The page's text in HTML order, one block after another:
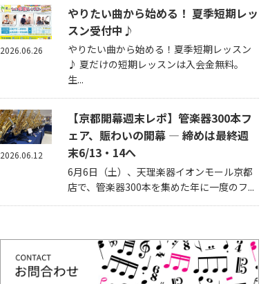
やりたい曲から始める！ 夏季短期レッ
スン受付中♪
やりたい曲から始める！夏季短期レッスン
♪ 夏だけの短期レッスンは入会金無料。
生...
2026.06.26
【京都開幕週末レポ】管楽器300本フ
ェア、賑わいの開幕 — 締めは最終週
末6/13・14へ
6月6日（土）、天理楽器イオンモール京都
店で、管楽器300本を集めた年に一度のフ...
2026.06.12